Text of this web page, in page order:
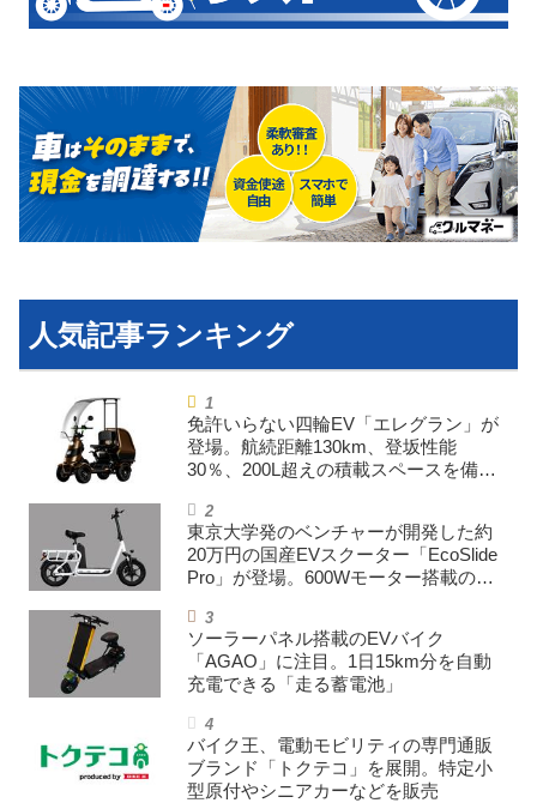
免許いらない四輪EV「エレグラン」が
登場。航続距離130km、登坂性能
30％、200L超えの積載スペースを備え
東京大学発のベンチャーが開発した約
20万円の国産EVスクーター「EcoSlide
Pro」が登場。600Wモーター搭載のハ
ソーラーパネル搭載のEVバイク
「AGAO」に注目。1日15km分を自動
充電できる「走る蓄電池」
バイク王、電動モビリティの専門通販
ブランド「トクテコ」を展開。特定小
型原付やシニアカーなどを販売